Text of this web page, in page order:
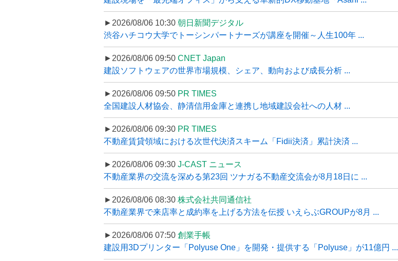
►2026/08/06 10:30 朝日新聞デジタル
渋谷ハチコウ大学でトーシンパートナーズが講座を開催～人生100年 ...
►2026/08/06 09:50 CNET Japan
建設ソフトウェアの世界市場規模、シェア、動向および成長分析 ...
►2026/08/06 09:50 PR TIMES
全国建設人材協会、静清信用金庫と連携し地域建設会社への人材 ...
►2026/08/06 09:30 PR TIMES
不動産賃貸領域における次世代決済スキーム「Fidii決済」累計決済 ...
►2026/08/06 09:30 J-CAST ニュース
不動産業界の交流を深める第23回 ツナガる不動産交流会が8月18日に ...
►2026/08/06 08:30 株式会社共同通信社
不動産業界で来店率と成約率を上げる方法を伝授 いえらぶGROUPが8月 ...
►2026/08/06 07:50 創業手帳
建設用3Dプリンター「Polyuse One」を開発・提供する「Polyuse」が11億円 ...